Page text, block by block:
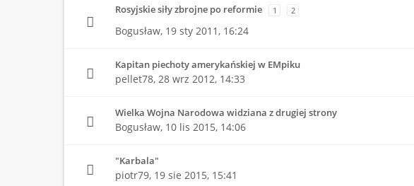
Rosyjskie siły zbrojne po reformie 1 2
Bogusław, 19 sty 2011, 16:24
Kapitan piechoty amerykańskiej w EMpiku
pellet78, 28 wrz 2012, 14:33
Wielka Wojna Narodowa widziana z drugiej strony
Bogusław, 10 lis 2015, 14:06
"Karbala"
piotr79, 19 sie 2015, 15:41